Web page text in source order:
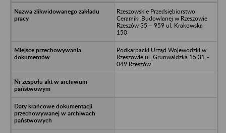
Rzeszowskie Przedsiębiorstwo
Ceramiki Budowlanej w Rzeszowie
Rzeszów 35 – 959 ul. Krakowska
150
Podkarpacki Urząd Wojewódzki w
Rzeszowie ul. Grunwaldzka 15 31 –
049 Rzeszów